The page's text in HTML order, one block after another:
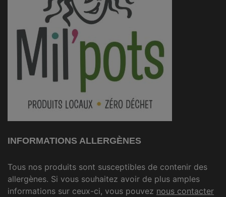
INFORMATIONS ALLERGÈNES
Tous nos produits sont susceptibles de contenir des
allergènes. Si vous souhaitez avoir de plus amples
informations sur ceux-ci, vous pouvez nous contacter